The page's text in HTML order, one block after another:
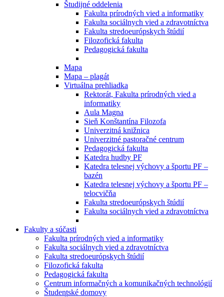
Študijné oddelenia
Fakulta prírodných vied a informatiky
Fakulta sociálnych vied a zdravotníctva
Fakulta stredoeurópskych štúdií
Filozofická fakulta
Pedagogická fakulta
Mapa
Mapa – plagát
Virtuálna prehliadka
Rektorát, Fakulta prírodných vied a
informatiky
Aula Magna
Sieň Konštantína Filozofa
Univerzitná knižnica
Univerzitné pastoračné centrum
Pedagogická fakulta
Katedra hudby PF
Katedra telesnej výchovy a športu PF –
bazén
Katedra telesnej výchovy a športu PF –
telocvičňa
Fakulta stredoeurópskych štúdií
Fakulta sociálnych vied a zdravotníctva
Fakulty a súčasti
Fakulta prírodných vied a informatiky
Fakulta sociálnych vied a zdravotníctva
Fakulta stredoeurópskych štúdií
Filozofická fakulta
Pedagogická fakulta
Centrum informačných a komunikačných technológií
Študentské domovy